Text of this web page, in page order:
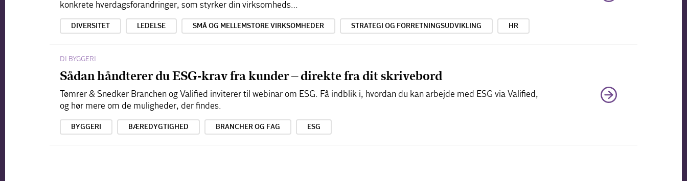
konkrete hverdagsforandringer, som styrker din virksomheds…
DIVERSITET LEDELSE SMÅ OG MELLEMSTORE VIRKSOMHEDER STRATEGI OG FORRETNINGSUDVIKLING HR
DI BYGGERI
Sådan håndterer du ESG-krav fra kunder – direkte fra dit skrivebord
Tømrer & Snedker Branchen og Valified inviterer til webinar om ESG. Få indblik i, hvordan du kan arbejde med ESG via Valified,
og hør mere om de muligheder, der findes.
BYGGERI BÆREDYGTIGHED BRANCHER OG FAG ESG